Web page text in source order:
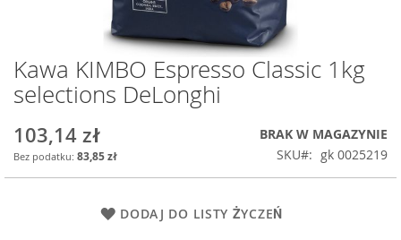
Przejdź
na
początek
Kawa KIMBO Espresso Classic 1kg
selections DeLonghi
103,14 zł
83,85 zł
BRAK W MAGAZYNIE
SKU
gk 0025219
DODAJ DO LISTY ŻYCZEŃ